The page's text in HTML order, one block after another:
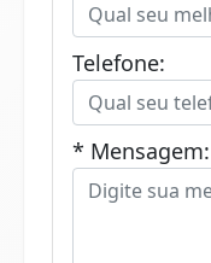
Telefone:
* Mensagem: